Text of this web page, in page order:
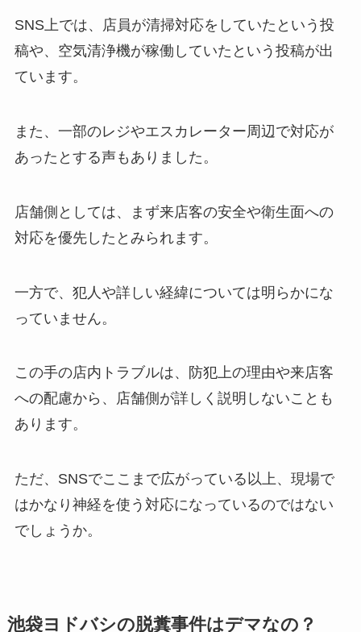
SNS上では、店員が清掃対応をしていたという投
稿や、空気清浄機が稼働していたという投稿が出
ています。
また、一部のレジやエスカレーター周辺で対応が
あったとする声もありました。
店舗側としては、まず来店客の安全や衛生面への
対応を優先したとみられます。
一方で、犯人や詳しい経緯については明らかにな
っていません。
この手の店内トラブルは、防犯上の理由や来店客
への配慮から、店舗側が詳しく説明しないことも
あります。
ただ、SNSでここまで広がっている以上、現場で
はかなり神経を使う対応になっているのではない
でしょうか。
池袋ヨドバシの脱糞事件はデマなの？